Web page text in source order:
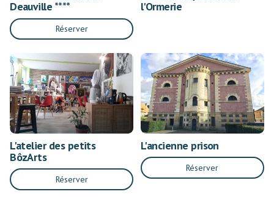
Deauville ****
Réserver
l'Ormerie
L'atelier des petits
BôzArts
Réserver
L'ancienne prison
Réserver